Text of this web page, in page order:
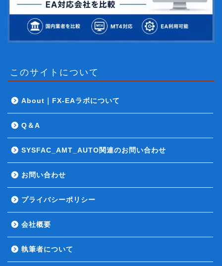
このサイトについて
About｜FX-EAラボについて
Q＆A
SYSFAC_AMT_AUTO関連のお問い合わせ
お問い合わせ
プライバシーポリシー
会社概要
執筆者について